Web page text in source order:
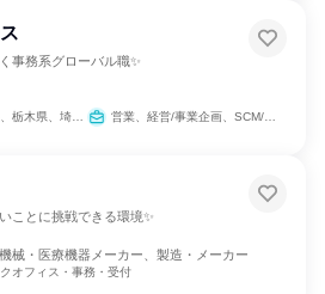
事務系グローバル職✨
阪府、兵庫県、鳥取県、岡山県、広島県、福岡県、熊本県 営業、経営/事業企画、SCM/生産管理/購買/物流、経理/税務/財務、人事、総務、法務/知財、IT、広報/IR、組織運営管理・公務員・事務系職種、マーケティング・広告・宣伝
ことに挑戦できる環境✨
械・医療機器メーカー、製造・メーカー
オフィス・事務・受付